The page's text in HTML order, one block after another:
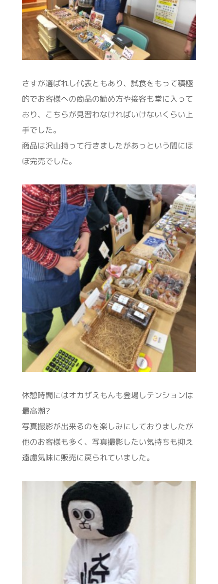
さすが選ばれし代表ともあり、試食をもって積極
的でお客様への商品の勧め方や接客も堂に入って
おり、こちらが見習わなければいけないくらい上
手でした。
商品は沢山持って行きましたがあっという間にほ
ぼ完売でした。
休憩時間にはオカザえもんも登場しテンションは
最高潮?
写真撮影が出来るのを楽しみにしておりましたが
他のお客様も多く、写真撮影したい気持ちも抑え
遠慮気味に販売に戻られていました。